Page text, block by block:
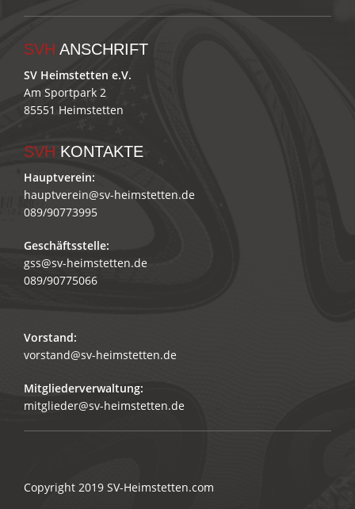
SVH ANSCHRIFT
SV Heimstetten e.V.
Am Sportpark 2
85551 Heimstetten
SVH KONTAKTE
Hauptverein:
hauptverein@sv-heimstetten.de
089/90773995
Geschäftsstelle:
gss@sv-heimstetten.de
089/90775066
Vorstand:
vorstand@sv-heimstetten.de
Mitgliederverwaltung:
mitglieder@sv-heimstetten.de
Copyright 2019 SV-Heimstetten.com